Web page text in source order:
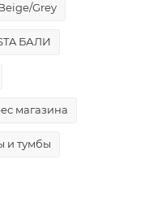
Grey
БАЛИ
магазина
и тумбы